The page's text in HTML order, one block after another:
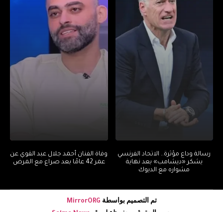
رسالة وداع مؤثرة.. الاتحاد الفرنسي
يشكر «ديشامب» بعد نهاية
مشواره مع الديوك
وفاة الفنان أحمد جلال عبد القوي عن
عمر 42 عامًا بعد صراع مع المرض
تم التصميم بواسطة